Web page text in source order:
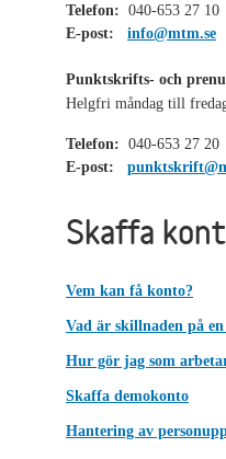
Telefon: 040-653 27 10
E-post:
info@mtm.se
Punktskrifts- och
Helgfri måndag till
Telefon: 040-653 27 20
E-post:
Skaffa
Vem kan få konto?
Vad är skillnaden på
Hur gör jag som
Skaffa demokonto
Hantering av